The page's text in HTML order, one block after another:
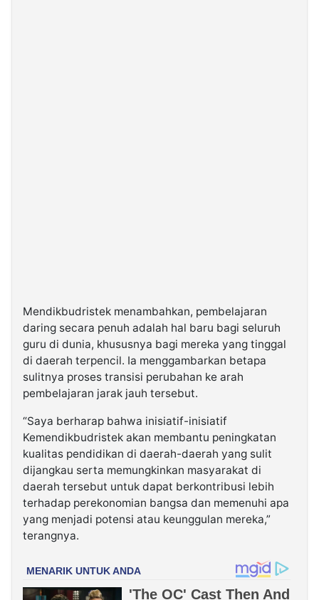
Mendikbudristek menambahkan, pembelajaran
daring secara penuh adalah hal baru bagi seluruh
guru di dunia, khususnya bagi mereka yang tinggal
di daerah terpencil. Ia menggambarkan betapa
sulitnya proses transisi perubahan ke arah
pembelajaran jarak jauh tersebut.
“Saya berharap bahwa inisiatif-inisiatif
Kemendikbudristek akan membantu peningkatan
kualitas pendidikan di daerah-daerah yang sulit
dijangkau serta memungkinkan masyarakat di
daerah tersebut untuk dapat berkontribusi lebih
terhadap perekonomian bangsa dan memenuhi apa
yang menjadi potensi atau keunggulan mereka,”
terangnya.